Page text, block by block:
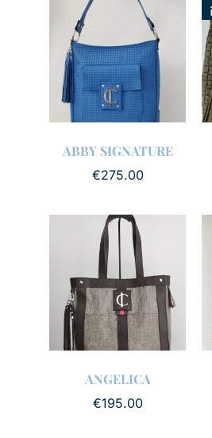
ABBY SIGNATURE
€275.00
ANGELICA
€195.00